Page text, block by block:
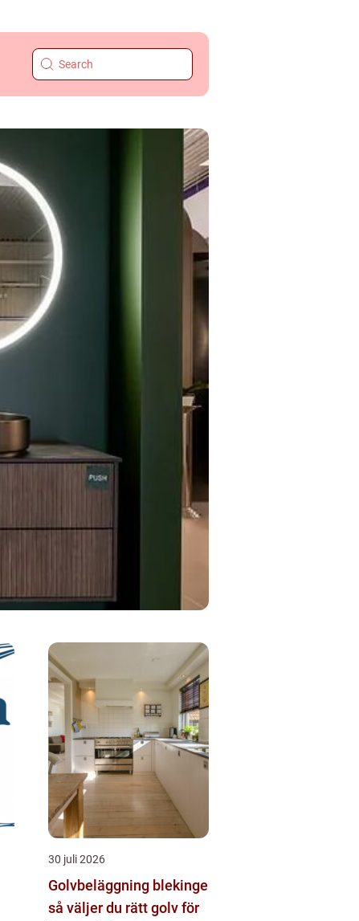
30 juli 2026
Golvbeläggning blekinge
så väljer du rätt golv för